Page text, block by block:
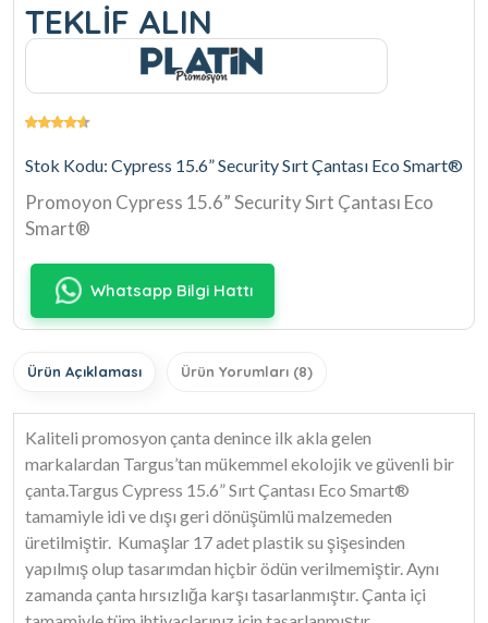
TEKLİF ALIN
Stok Kodu: Cypress 15.6” Security Sırt Çantası Eco Smart®
Promoyon Cypress 15.6” Security Sırt Çantası Eco
Smart®
Whatsapp Bilgi Hattı
Ürün Açıklaması Ürün Yorumları (8)
Kaliteli promosyon çanta denince ilk akla gelen
markalardan Targus’tan mükemmel ekolojik ve güvenli bir
çanta.Targus Cypress 15.6” Sırt Çantası Eco Smart®
tamamiyle idi ve dışı geri dönüşümlü malzemeden
üretilmiştir. Kumaşlar 17 adet plastik su şişesinden
yapılmış olup tasarımdan hiçbir ödün verilmemiştir. Aynı
zamanda çanta hırsızlığa karşı tasarlanmıştır. Çanta içi